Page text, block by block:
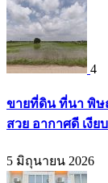
4
ขายที่ดิน ที่นา พิษ
สวย อากาศดี เงีย
5 มิถุนายน 2026